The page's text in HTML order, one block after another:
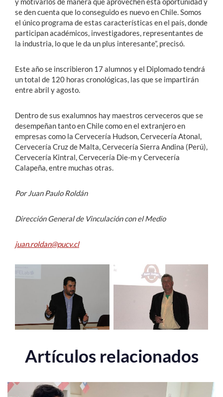
se den cuenta que lo conseguido es nuevo en Chile. Somos
el único programa de estas características en el país, donde
participan académicos, investigadores, representantes de
la industria, lo que le da un plus interesante”, precisó.
Este año se inscribieron 17 alumnos y el Diplomado tendrá
un total de 120 horas cronológicas, las que se impartirán
entre abril y agosto.
Dentro de sus exalumnos hay maestros cerveceros que se
desempeñan tanto en Chile como en el extranjero en
empresas como la Cervecería Hudson, Cervecería Atonal,
Cervecería Cruz de Malta, Cervecería Sierra Andina (Perú),
Cervecería Kintral, Cervecería Die-m y Cervecería
Calapeña, entre muchas otras.
Por Juan Paulo Roldán
Dirección General de Vinculación con el Medio
juan.roldan@pucv.cl
Artículos relacionados